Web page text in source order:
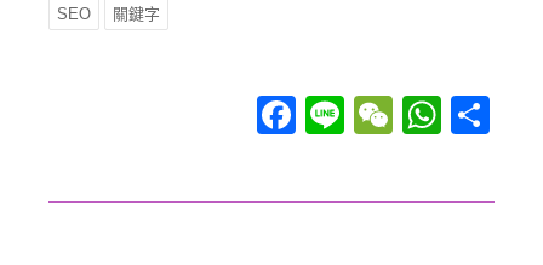
SEO 關鍵字
FacebookLine WeChat WhatsApp